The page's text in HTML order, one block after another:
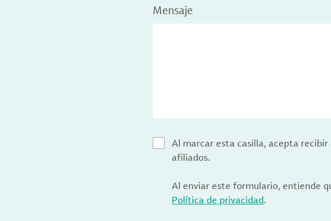
Mensaje
Al marcar esta casilla, acepta
afiliados.
Al enviar este formulario, entiende
Política de privacidad.